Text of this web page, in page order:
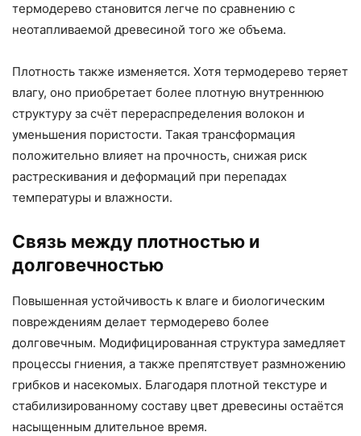
термодерево становится легче по сравнению с
неотапливаемой древесиной того же объема.
Плотность также изменяется. Хотя термодерево теряет
влагу, оно приобретает более плотную внутреннюю
структуру за счёт перераспределения волокон и
уменьшения пористости. Такая трансформация
положительно влияет на прочность, снижая риск
растрескивания и деформаций при перепадах
температуры и влажности.
Связь между плотностью и
долговечностью
Повышенная устойчивость к влаге и биологическим
повреждениям делает термодерево более
долговечным. Модифицированная структура замедляет
процессы гниения, а также препятствует размножению
грибков и насекомых. Благодаря плотной текстуре и
стабилизированному составу цвет древесины остаётся
насыщенным длительное время.